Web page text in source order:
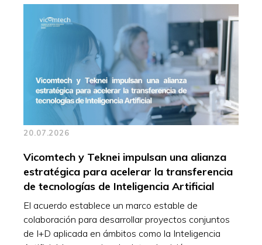
20.07.2026
Vicomtech y Teknei impulsan una alianza
estratégica para acelerar la transferencia
de tecnologías de Inteligencia Artificial
El acuerdo establece un marco estable de
colaboración para desarrollar proyectos conjuntos
de I+D aplicada en ámbitos como la Inteligencia